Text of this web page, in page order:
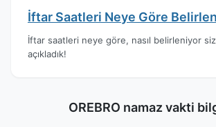
İftar Saatleri Neye Göre
İftar saatleri neye göre, nasıl belirleniyor
açıkladık!
OREBRO namaz vakti